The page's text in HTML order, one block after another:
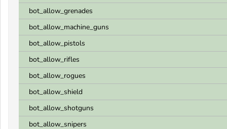
bot_allow_grenades
bot_allow_machine_guns
bot_allow_pistols
bot_allow_rifles
bot_allow_rogues
bot_allow_shield
bot_allow_shotguns
bot_allow_snipers